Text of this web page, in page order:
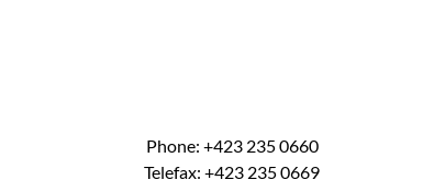
Phone: +423 235 0660
Telefax: +423 235 0669